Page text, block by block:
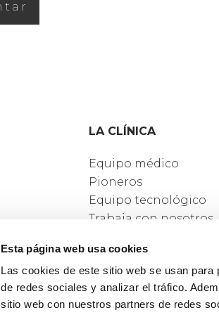
Esta página web usa cookies
Las cookies de este sitio web se usan
de redes sociales y analizar el tráfico.
sitio web con nuestros partners de redes
LA CLÍNICA
Equipo médico
Pioneros
Equipo tecnológico
Trabaja con nosotros
Contacto